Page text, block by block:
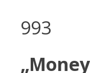
993